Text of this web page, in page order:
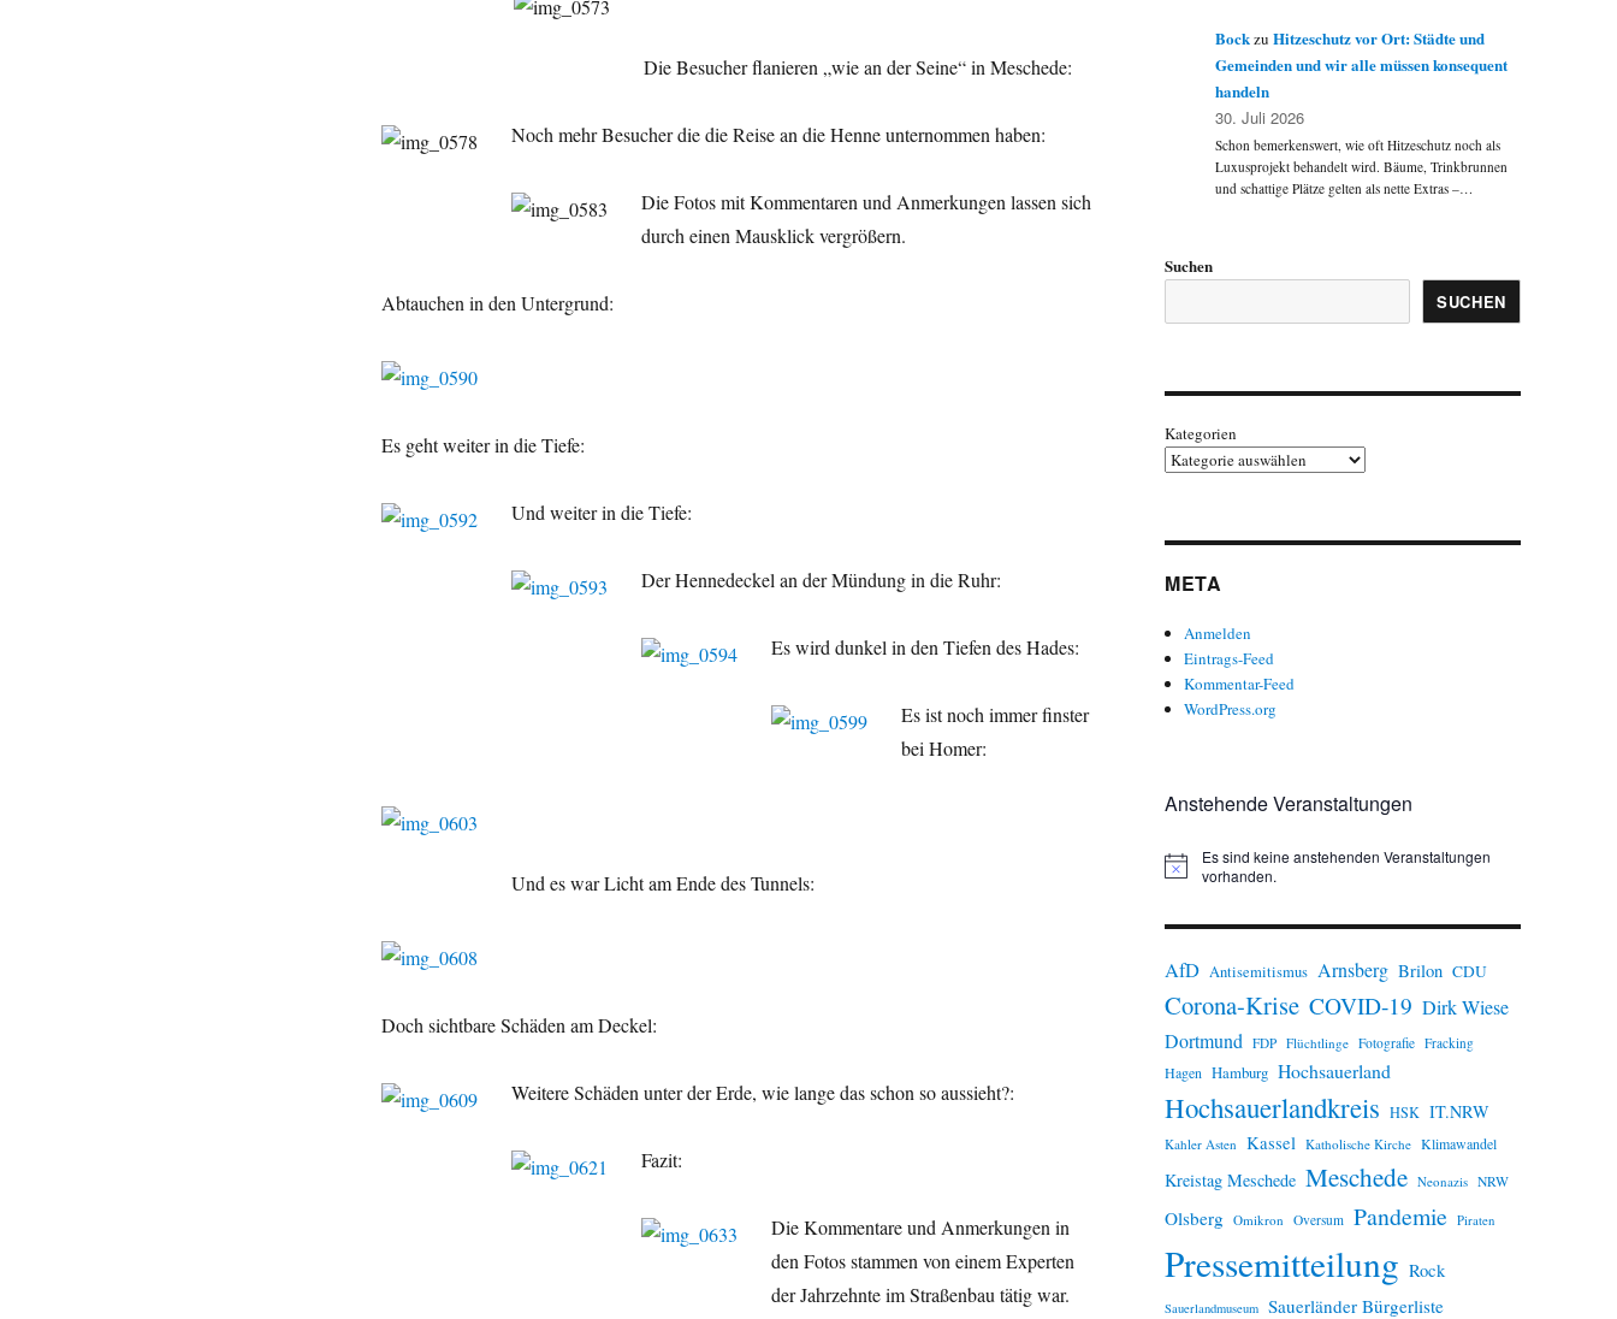
Die Besucher flanieren „wie an der Seine“ in Meschede:
Noch mehr Besucher die die Reise an die Henne unternommen haben:
Die Fotos mit Kommentaren und Anmerkungen lassen sich
durch einen Mausklick vergrößern.
Abtauchen in den Untergrund:
Es geht weiter in die Tiefe:
Und weiter in die Tiefe:
Der Hennedeckel an der Mündung in die Ruhr:
Es wird dunkel in den Tiefen des Hades:
Es ist noch immer finster
bei Homer:
Und es war Licht am Ende des Tunnels:
Doch sichtbare Schäden am Deckel:
Weitere Schäden unter der Erde, wie lange das schon so aussieht?:
Fazit:
Die Kommentare und Anmerkungen in
den Fotos stammen von einem Experten
der Jahrzehnte im Straßenbau tätig war.
BockzuHitzeschutz vor Ort: Städte und
Gemeinden und wir alle müssen konsequent
handeln
30. Juli 2026
Schon bemerkenswert, wie oft Hitzeschutz noch als
Luxusprojekt behandelt wird. Bäume, Trinkbrunnen
und schattige Plätze gelten als nette Extras –…
Suchen
SUCHEN
Kategorien
META
Anmelden
Eintrags-Feed
Kommentar-Feed
WordPress.org
Anstehende Veranstaltungen
H
w
Es sind keine anstehenden Veranstaltungen
vorhanden.
AfD Antisemitismus Arnsberg Brilon CDU
Corona-Krise COVID-19 Dirk Wiese
Dortmund FDP Flüchtlinge Fotografie Fracking
Hagen Hamburg Hochsauerland
Hochsauerlandkreis HSK IT.NRW
Kahler Asten Kassel Katholische Kirche Klimawandel
Kreistag Meschede Meschede Neonazis NRW
Olsberg Omikron Oversum Pandemie Piraten
Pressemitteilung Rock
Sauerlandmuseum Sauerländer Bürgerliste